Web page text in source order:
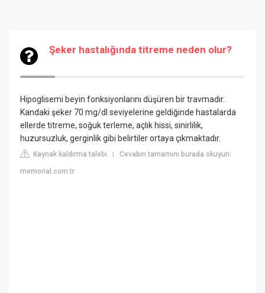
Şeker hastalığında titreme neden olur?
Hipoglisemi beyin fonksiyonlarını düşüren bir travmadır.
Kandaki şeker 70 mg/dl seviyelerine geldiğinde hastalarda
ellerde titreme, soğuk terleme, açlık hissi, sinirlilik,
huzursuzluk, gerginlik gibi belirtiler ortaya çıkmaktadır.
Kaynak kaldırma talebi |Cevabın tamamını burada okuyun:
memorial.com.tr